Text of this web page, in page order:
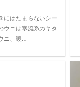
にはたまらないシー
ウニは寒流系のキタ
ニ、暖…